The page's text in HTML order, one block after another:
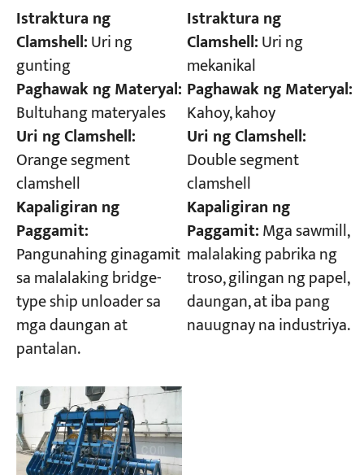
Istraktura ng
Clamshell:Uri ng
gunting
Paghawak ng Materyal:
Bultuhang materyales
Uri ng Clamshell:
Orange segment
clamshell
Kapaligiran ng
Paggamit:
Pangunahing ginagamit
sa malalaking bridge-
type ship unloader sa
mga daungan at
pantalan.
Istraktura ng
Clamshell:Uri ng
mekanikal
Paghawak ng Materyal:
Kahoy, kahoy
Uri ng Clamshell:
Double segment
clamshell
Kapaligiran ng
Paggamit:Mga sawmill,
malalaking pabrika ng
troso, gilingan ng papel,
daungan, at iba pang
nauugnay na industriya.